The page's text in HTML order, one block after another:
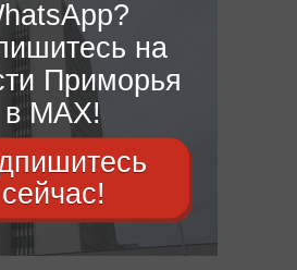
на
Приморья
в MAX!
сейчас!